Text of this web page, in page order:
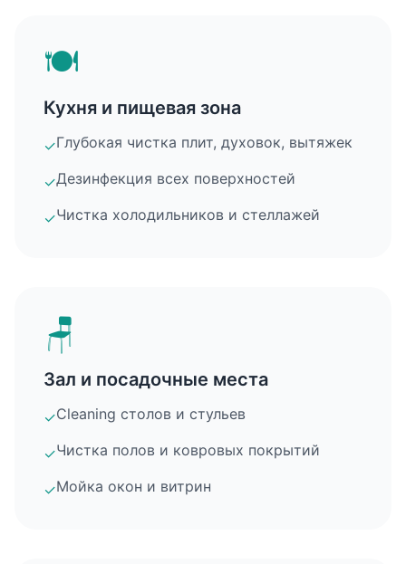
🍽️
Кухня и пищевая зона
✓Глубокая чистка плит, духовок, вытяжек
✓Дезинфекция всех поверхностей
✓Чистка холодильников и стеллажей
🪑
Зал и посадочные места
✓Cleaning столов и стульев
✓Чистка полов и ковровых покрытий
✓Мойка окон и витрин